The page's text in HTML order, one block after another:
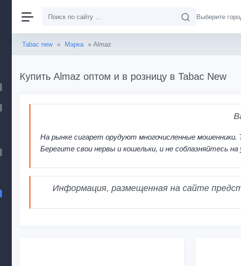
Выберите
Tabac new » Марка » Almaz
Купить Almaz оптом и в розницу в Tabac New
На рынке сигарет орудуют многочисленные
Берегите свои нервы и кошельки, и не соблазняйтесь
Информация, размещенная на сайте